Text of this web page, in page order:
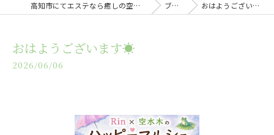
高知市にてエステなら癒しの空間・空水木 ブログ おはようございます☀
おはようございます☀
2026/06/06